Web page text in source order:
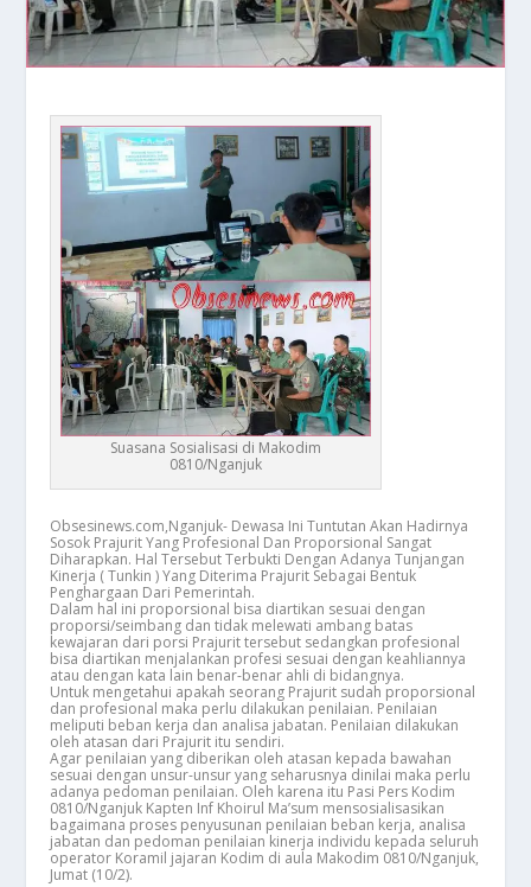
Suasana Sosialisasi di Makodim
0810/Nganjuk
Obsesinews.com,Nganjuk- Dewasa Ini Tuntutan Akan Hadirnya
Sosok Prajurit Yang Profesional Dan Proporsional Sangat
Diharapkan. Hal Tersebut Terbukti Dengan Adanya Tunjangan
Kinerja ( Tunkin ) Yang Diterima Prajurit Sebagai Bentuk
Penghargaan Dari Pemerintah.
Dalam hal ini proporsional bisa diartikan sesuai dengan
proporsi/seimbang dan tidak melewati ambang batas
kewajaran dari porsi Prajurit tersebut sedangkan profesional
bisa diartikan menjalankan profesi sesuai dengan keahliannya
atau dengan kata lain benar-benar ahli di bidangnya.
Untuk mengetahui apakah seorang Prajurit sudah proporsional
dan profesional maka perlu dilakukan penilaian. Penilaian
meliputi beban kerja dan analisa jabatan. Penilaian dilakukan
oleh atasan dari Prajurit itu sendiri.
Agar penilaian yang diberikan oleh atasan kepada bawahan
sesuai dengan unsur-unsur yang seharusnya dinilai maka perlu
adanya pedoman penilaian. Oleh karena itu Pasi Pers Kodim
0810/Nganjuk Kapten Inf Khoirul Ma’sum mensosialisasikan
bagaimana proses penyusunan penilaian beban kerja, analisa
jabatan dan pedoman penilaian kinerja individu kepada seluruh
operator Koramil jajaran Kodim di aula Makodim 0810/Nganjuk,
Jumat (10/2).